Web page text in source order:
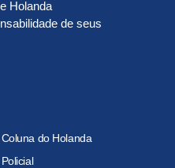
Holanda
de seus
Coluna do Holanda
Policial